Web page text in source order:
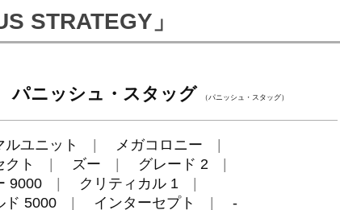
STRATEGY」
パニッシュ・スタッグ （パニッシュ・スタッグ）
ルユニット
メガコロニー
クト
ズー
グレード 2
9000
クリティカル 1
ド 5000
インターセプト -